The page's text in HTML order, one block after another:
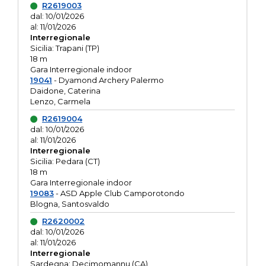
R2619003
dal: 10/01/2026
al: 11/01/2026
Interregionale
Sicilia: Trapani (TP)
18 m
Gara Interregionale indoor
19041 - Dyamond Archery Palermo
Daidone, Caterina
Lenzo, Carmela
R2619004
dal: 10/01/2026
al: 11/01/2026
Interregionale
Sicilia: Pedara (CT)
18 m
Gara Interregionale indoor
19083- ASD Apple Club Camporotondo
Blogna, Santosvaldo
R2620002
dal: 10/01/2026
al: 11/01/2026
Interregionale
Sardegna: Decimomannu (CA)